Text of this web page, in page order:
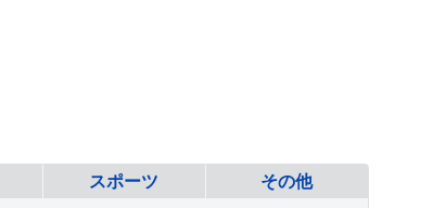
スポーツ その他